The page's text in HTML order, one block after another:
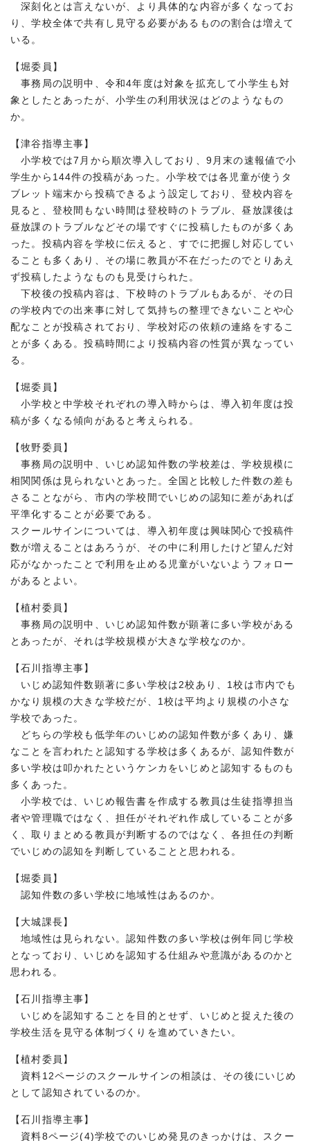
深刻化とは言えないが、より具体的な内容が多くなってお
り、学校全体で共有し見守る必要があるものの割合は増えて
いる。
【堀委員】
事務局の説明中、令和4年度は対象を拡充して小学生も対
象としたとあったが、小学生の利用状況はどのようなもの
か。
【津谷指導主事】
小学校では7月から順次導入しており、9月末の速報値で小
学生から144件の投稿があった。小学校では各児童が使うタ
ブレット端末から投稿できるよう設定しており、登校内容を
見ると、登校間もない時間は登校時のトラブル、昼放課後は
昼放課のトラブルなどその場ですぐに投稿したものが多くあ
った。投稿内容を学校に伝えると、すでに把握し対応してい
ることも多くあり、その場に教員が不在だったのでとりあえ
ず投稿したようなものも見受けられた。
下校後の投稿内容は、下校時のトラブルもあるが、その日
の学校内での出来事に対して気持ちの整理できないことや心
配なことが投稿されており、学校対応の依頼の連絡をするこ
とが多くある。投稿時間により投稿内容の性質が異なってい
る。
【堀委員】
小学校と中学校それぞれの導入時からは、導入初年度は投
稿が多くなる傾向があると考えられる。
【牧野委員】
事務局の説明中、いじめ認知件数の学校差は、学校規模に
相関関係は見られないとあった。全国と比較した件数の差も
さることながら、市内の学校間でいじめの認知に差があれば
平準化することが必要である。
スクールサインについては、導入初年度は興味関心で投稿件
数が増えることはあろうが、その中に利用したけど望んだ対
応がなかったことで利用を止める児童がいないようフォロー
があるとよい。
【植村委員】
事務局の説明中、いじめ認知件数が顕著に多い学校がある
とあったが、それは学校規模が大きな学校なのか。
【石川指導主事】
いじめ認知件数顕著に多い学校は2校あり、1校は市内でも
かなり規模の大きな学校だが、1校は平均より規模の小さな
学校であった。
どちらの学校も低学年のいじめの認知件数が多くあり、嫌
なことを言われたと認知する学校は多くあるが、認知件数が
多い学校は叩かれたというケンカをいじめと認知するものも
多くあった。
小学校では、いじめ報告書を作成する教員は生徒指導担当
者や管理職ではなく、担任がそれぞれ作成していることが多
く、取りまとめる教員が判断するのではなく、各担任の判断
でいじめの認知を判断していることと思われる。
【堀委員】
認知件数の多い学校に地域性はあるのか。
【大城課長】
地域性は見られない。認知件数の多い学校は例年同じ学校
となっており、いじめを認知する仕組みや意識があるのかと
思われる。
【石川指導主事】
いじめを認知することを目的とせず、いじめと捉えた後の
学校生活を見守る体制づくりを進めていきたい。
【植村委員】
資料12ページのスクールサインの相談は、その後にいじめ
として認知されているのか。
【石川指導主事】
資料8ページ(4)学校でのいじめ発見のきっかけは、スクー